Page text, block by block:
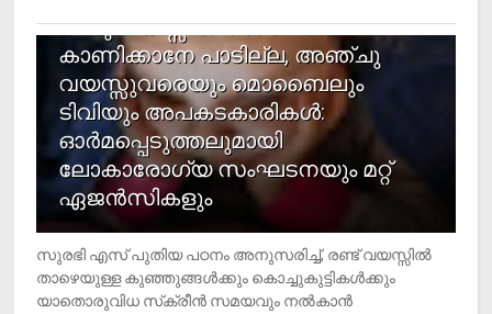
രണ്ടു വയസ്സില്‍ താഴെ സ്‌ക്രീന്‍
കാണിക്കാനേ പാടില്ല, അഞ്ചു
വയസ്സുവരെയും മൊബൈലും
ടിവിയും അപകടകാരികള്‍:
ഓര്‍മപ്പെടുത്തലുമായി
ലോകാരോഗ്യ സംഘടനയും മറ്റ്
ഏജന്‍സികളും
സുരഭി എസ് പുതിയ പഠനം അനുസരിച്ച്, രണ്ട് വയസ്സില്‍
താഴെയുള്ള കുഞ്ഞുങ്ങള്‍ക്കും കൊച്ചുകുട്ടികള്‍ക്കും
യാതൊരുവിധ സ്‌ക്രീന്‍ സമയവും നല്‍കാന്‍